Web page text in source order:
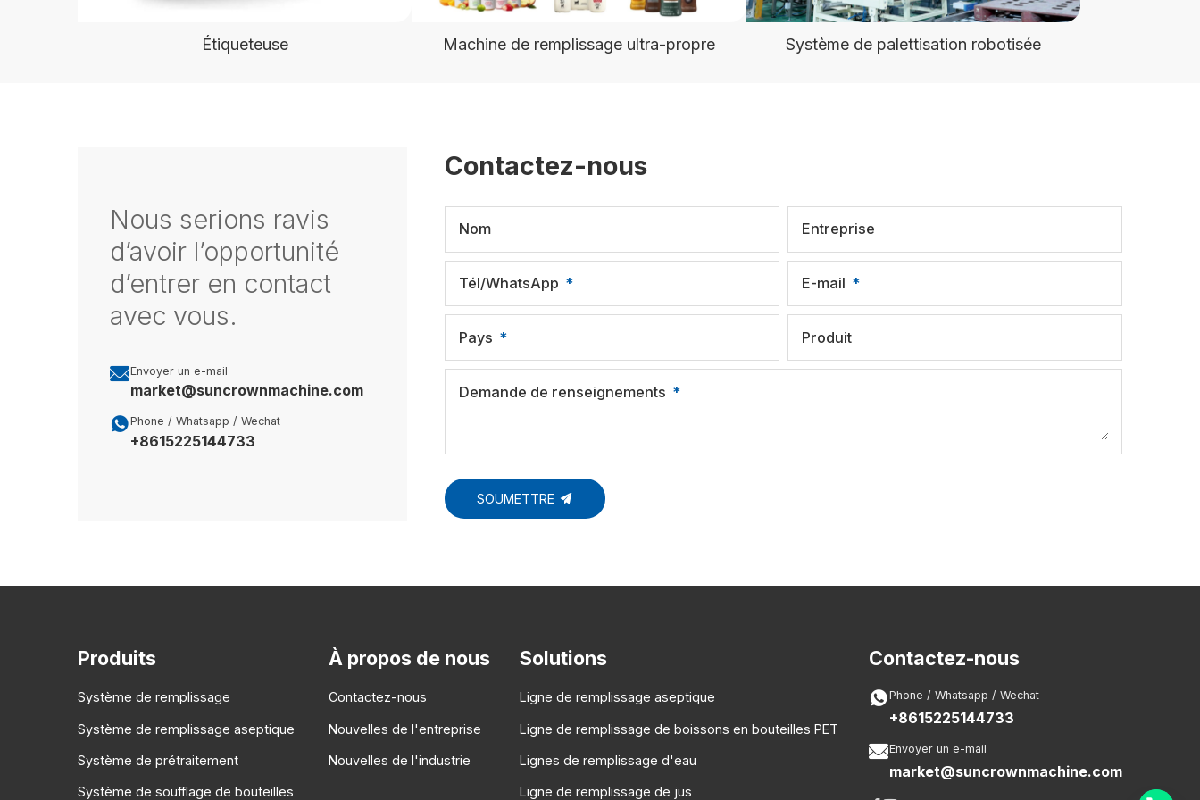
Étiqueteuse Machine de remplissage ultra-propre Système de palettisation robotisée
Contactez-nous
Nom Entreprise
Tél/WhatsApp E-mail
Pays Produit
Demande de renseignements
SOUMETTRE
Nous serions ravis
d’avoir l’opportunité
d’entrer en contact
avec vous.
Envoyer un e-mail
market@suncrownmachine.com
Phone / Whatsapp / Wechat
+8615225144733
Produits
Système de remplissage
Système de remplissage aseptique
Système de prétraitement
Système de soufflage de bouteilles
À propos de nous
Contactez-nous
Nouvelles de l'entreprise
Nouvelles de l'industrie
Solutions
Ligne de remplissage aseptique
Ligne de remplissage de boissons en bouteilles PET
Lignes de remplissage d'eau
Ligne de remplissage de jus
Contactez-nous
Phone / Whatsapp / Wechat
+8615225144733
Envoyer un e-mail
market@suncrownmachine.com